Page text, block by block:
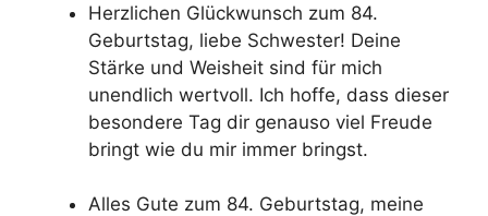
Herzlichen Glückwunsch zum 84.
Geburtstag, liebe Schwester! Deine
Stärke und Weisheit sind für mich
unendlich wertvoll. Ich hoffe, dass dieser
besondere Tag dir genauso viel Freude
bringt wie du mir immer bringst.
Alles Gute zum 84. Geburtstag, meine